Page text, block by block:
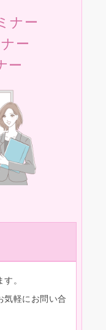
ナー
ー
ー
。
気軽にお問い合